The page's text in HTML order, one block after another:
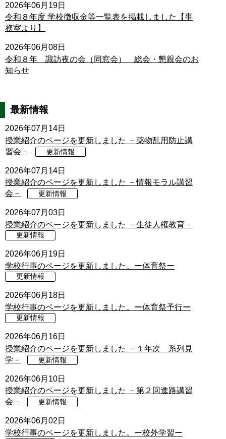
2026年06月19日
令和８年度 学校徴収金等一覧表を掲載しました【事
務室より】
2026年06月08日
令和８年 諏訪夜の会（同窓会） 総会・懇親会のお
知らせ
最新情報
2026年07月14日
授業紹介のページを更新しました －薬物乱用防止講
習会－
更新情報
2026年07月14日
授業紹介のページを更新しました －情報モラル講習
会－
更新情報
2026年07月03日
授業紹介のページを更新しました －生徒人権教育－
更新情報
2026年06月19日
学校行事のページを更新しました。ー体育祭ー
更新情報
2026年06月18日
学校行事のページを更新しました。ー体育祭予行ー
更新情報
2026年06月16日
授業紹介のページを更新しました －１年次 系列見
学－
更新情報
2026年06月10日
授業紹介のページを更新しました －第２回進路講習
会－
更新情報
2026年06月02日
学校行事のページを更新しました。ー校外学習ー